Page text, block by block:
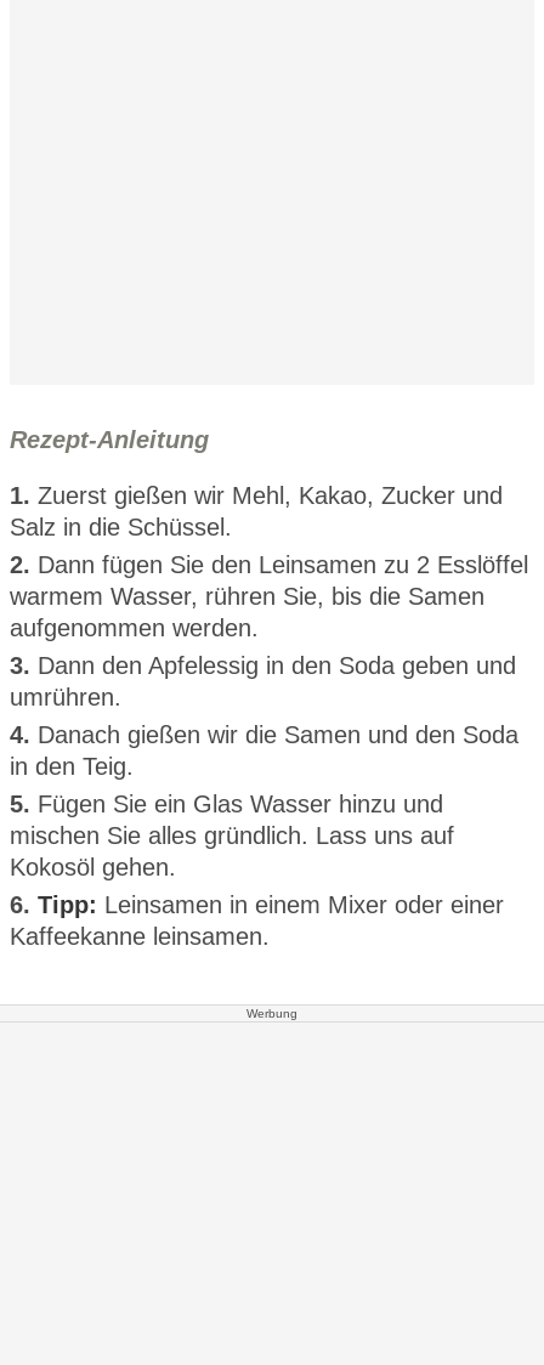
Rezept-Anleitung
1. Zuerst gießen wir Mehl, Kakao, Zucker und
Salz in die Schüssel.
2. Dann fügen Sie den Leinsamen zu 2 Esslöffel
warmem Wasser, rühren Sie, bis die Samen
aufgenommen werden.
3. Dann den Apfelessig in den Soda geben und
umrühren.
4. Danach gießen wir die Samen und den Soda
in den Teig.
5. Fügen Sie ein Glas Wasser hinzu und
mischen Sie alles gründlich. Lass uns auf
Kokosöl gehen.
6. Tipp: Leinsamen in einem Mixer oder einer
Kaffeekanne leinsamen.
Werbung